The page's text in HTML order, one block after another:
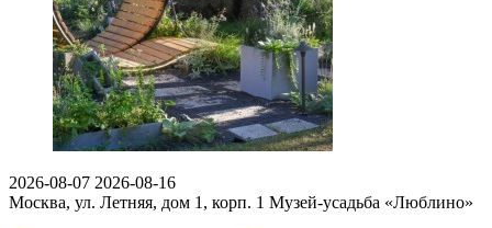
2026-08-07 2026-08-16
Москва, ул. Летняя, дом 1, корп. 1 Музей-усадьба «Люблино»